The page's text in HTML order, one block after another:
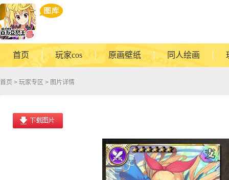
首页 玩家cos 原画壁纸 同人绘画
首页 > 玩家专区 > 图片详情